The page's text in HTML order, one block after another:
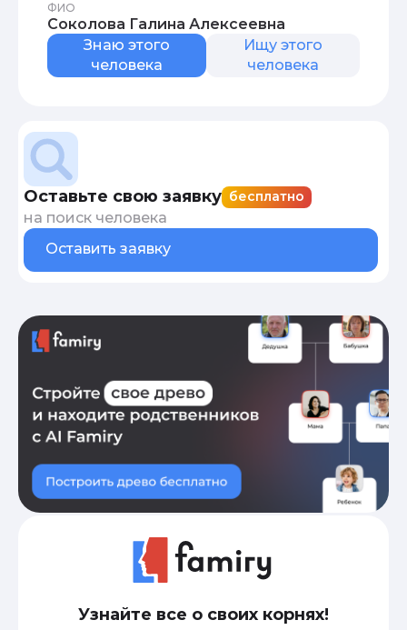
ФИО
Соколова Галина Алексеевна
Знаю этого
человека
Ищу этого
человека
Оставьте свою заявку бесплатно
на поиск человека
Оставить заявку
Узнайте все о своих корнях!